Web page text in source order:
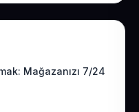
Mağazanızı 7/24